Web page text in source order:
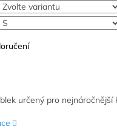
určený pro nejnáročnější